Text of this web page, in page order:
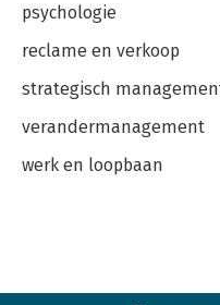
psychologie
reclame en verkoop
strategisch
verandermanagement
werk en loopbaan